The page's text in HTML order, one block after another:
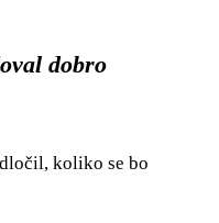
dobro
koliko se bo